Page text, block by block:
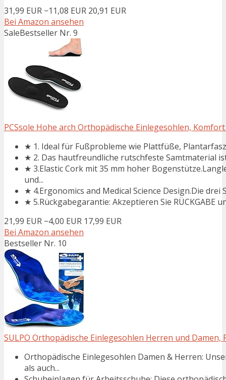
31,99 EUR −11,08 EUR 20,91 EUR
Bei Amazon ansehen
SaleBestseller Nr. 9
PCSsole Hohe arch Orthopädische Einlegesohlen,
★ 1. Ideal für Fußprobleme wie Plattfüße,
★ 2. Das hautfreundliche rutschfeste Samtmaterial
★ 3.Elastic Cork mit 35 mm hoher
und...
★ 4.Ergonomics and Medical Science Design.Die
★ 5.Rückgabegarantie: Akzeptieren Sie RÜCKGABE
21,99 EUR −4,00 EUR 17,99 EUR
Bei Amazon ansehen
Bestseller Nr. 10
SULPO Orthopädische Einlegesohlen Herren und
Orthopädische Einlegesohlen Damen & Herren:
als auch...